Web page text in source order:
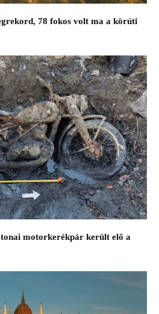
78 fokos volt ma a körúti
motorkerékpár került elő a